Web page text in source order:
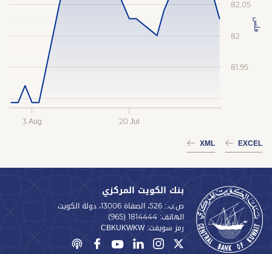
فلس
20 Jul
3 Aug
81.95
82
82.05
EXCEL
XML
بنك الكويت المركزي
ص.ب.: 526، الصفاة 13006، دولة الكويت
الهاتف: (965) 1814444
رمز سويفت:CBKUKWKW